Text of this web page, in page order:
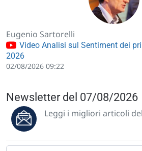
Eugenio Sartorelli
Video Analisi sul Sentiment dei
2026
02/08/2026 09:22
Newsletter del 07/08/2026
Leggi i migliori articoli